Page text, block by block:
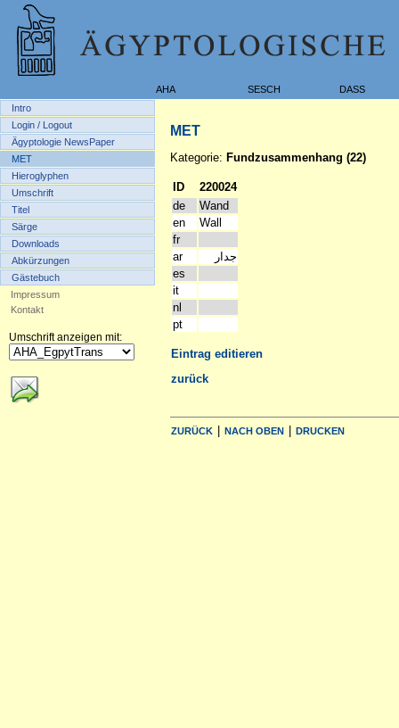
AHA SESCH
DASS
Intro
Login / Logout
Ägyptologie NewsPaper
MET
Hieroglyphen
Umschrift
Titel
Särge
Downloads
Abkürzungen
Gästebuch
Impressum
Kontakt
Umschrift anzeigen mit:
MET
Kategorie: Fundzusammenhang (22)
ID
220024
de
Wand
en
Wall
fr
ar
جدار
es
it
nl
pt
Eintrag editieren
zurück
ZURÜCK | NACH OBEN | DRUCKEN